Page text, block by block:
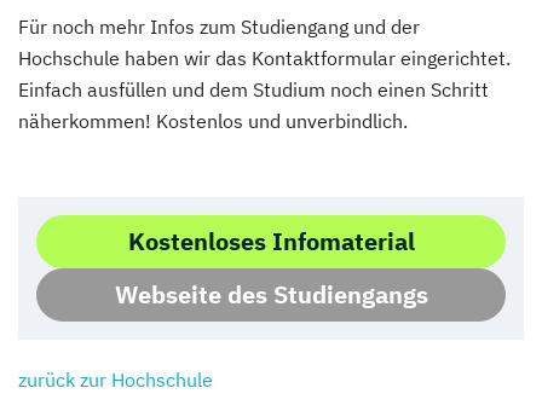
Für noch mehr Infos zum Studiengang und der
Hochschule haben wir das Kontaktformular eingerichtet.
Einfach ausfüllen und dem Studium noch einen Schritt
näherkommen! Kostenlos und unverbindlich.
Kostenloses Infomaterial
Webseite des Studiengangs
zurück zur Hochschule